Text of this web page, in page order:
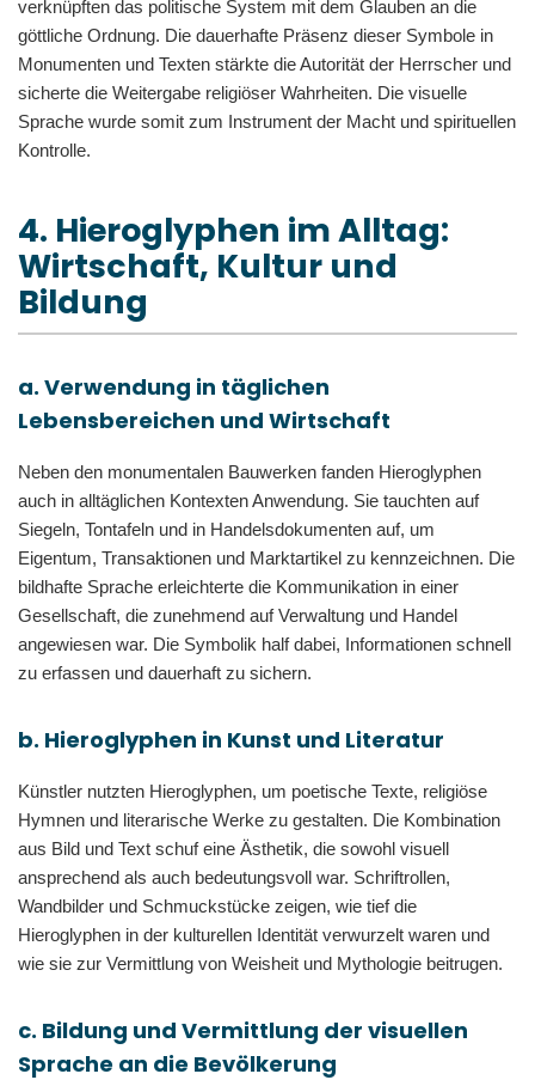
verknüpften das politische System mit dem Glauben an die
göttliche Ordnung. Die dauerhafte Präsenz dieser Symbole in
Monumenten und Texten stärkte die Autorität der Herrscher und
sicherte die Weitergabe religiöser Wahrheiten. Die visuelle
Sprache wurde somit zum Instrument der Macht und spirituellen
Kontrolle.
4. Hieroglyphen im Alltag:
Wirtschaft, Kultur und
Bildung
a. Verwendung in täglichen
Lebensbereichen und Wirtschaft
Neben den monumentalen Bauwerken fanden Hieroglyphen
auch in alltäglichen Kontexten Anwendung. Sie tauchten auf
Siegeln, Tontafeln und in Handelsdokumenten auf, um
Eigentum, Transaktionen und Marktartikel zu kennzeichnen. Die
bildhafte Sprache erleichterte die Kommunikation in einer
Gesellschaft, die zunehmend auf Verwaltung und Handel
angewiesen war. Die Symbolik half dabei, Informationen schnell
zu erfassen und dauerhaft zu sichern.
b. Hieroglyphen in Kunst und Literatur
Künstler nutzten Hieroglyphen, um poetische Texte, religiöse
Hymnen und literarische Werke zu gestalten. Die Kombination
aus Bild und Text schuf eine Ästhetik, die sowohl visuell
ansprechend als auch bedeutungsvoll war. Schriftrollen,
Wandbilder und Schmuckstücke zeigen, wie tief die
Hieroglyphen in der kulturellen Identität verwurzelt waren und
wie sie zur Vermittlung von Weisheit und Mythologie beitrugen.
c. Bildung und Vermittlung der visuellen
Sprache an die Bevölkerung